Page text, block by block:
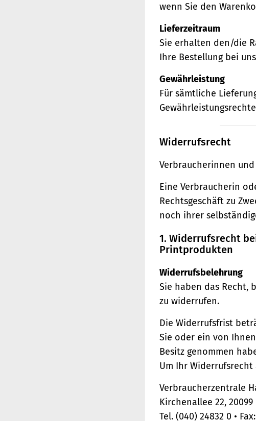
wenn Sie den
Lieferzeitraum
Sie erhalten den/die
Ihre Bestellung bei
Gewährleistung
Für sämtliche
Widerrufsrecht
Verbraucherinnen
Eine Verbraucherin
Rechtsgeschäft zu
noch ihrer
1. Widerrufsrecht
Printprodukten
Widerrufsbelehrung
Sie haben das Recht,
zu widerrufen.
Die Widerrufsfrist
Sie oder ein von
Besitz genommen
Um Ihr Widerrufsrecht
Verbraucherzentrale
Kirchenallee 22, 20099
Tel. (040) 24832 0 •